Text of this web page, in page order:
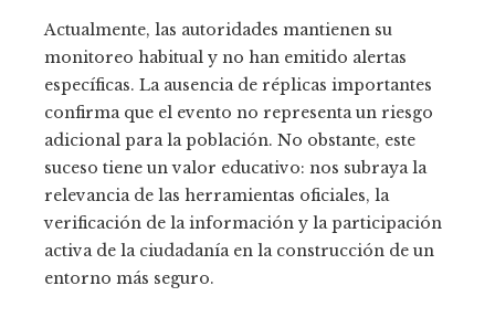
Actualmente, las autoridades mantienen su
monitoreo habitual y no han emitido alertas
específicas. La ausencia de réplicas importantes
confirma que el evento no representa un riesgo
adicional para la población. No obstante, este
suceso tiene un valor educativo: nos subraya la
relevancia de las herramientas oficiales, la
verificación de la información y la participación
activa de la ciudadanía en la construcción de un
entorno más seguro.